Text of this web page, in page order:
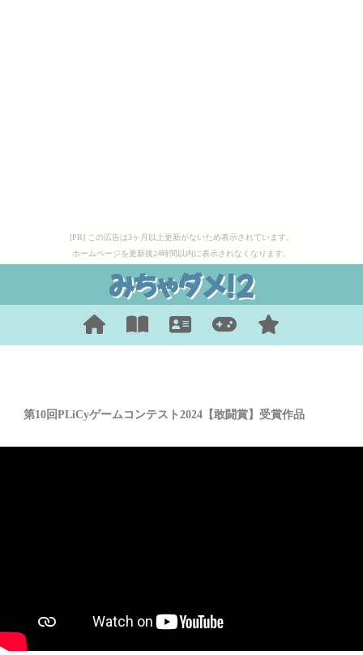
[PR] この広告は3ヶ月以上更新がないため表示されています。
ホームページを更新後24時間以内に表示されなくなります。
みちゃダメ!2
第10回PLiCyゲームコンテスト2024【敢闘賞】受賞作品